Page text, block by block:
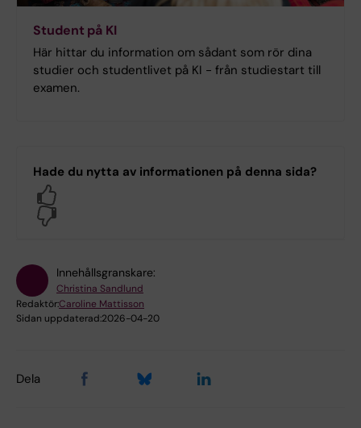
Student på KI
Här hittar du information om sådant som rör dina
studier och studentlivet på KI - från studiestart till
examen.
Hade du nytta av informationen på denna sida?
Innehållsgranskare:
Christina Sandlund
Redaktör:Caroline Mattisson
Sidan uppdaterad:2026-04-20
Dela